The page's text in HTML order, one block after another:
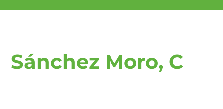
Sánchez Moro, C